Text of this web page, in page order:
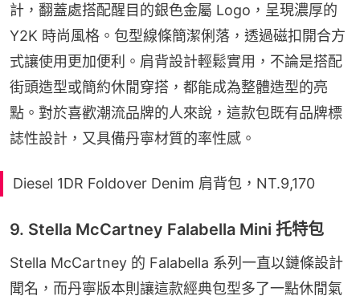
計，翻蓋處搭配醒目的銀色金屬 Logo，呈現濃厚的
Y2K 時尚風格。包型線條簡潔俐落，透過磁扣開合方
式讓使用更加便利。肩背設計輕鬆實用，不論是搭配
街頭造型或簡約休閒穿搭，都能成為整體造型的亮
點。對於喜歡潮流品牌的人來說，這款包既有品牌標
誌性設計，又具備丹寧材質的率性感。
Diesel 1DR Foldover Denim 肩背包，NT.9,170
9. Stella McCartney Falabella Mini 托特包
Stella McCartney 的 Falabella 系列一直以鏈條設計
聞名，而丹寧版本則讓這款經典包型多了一點休閒氣